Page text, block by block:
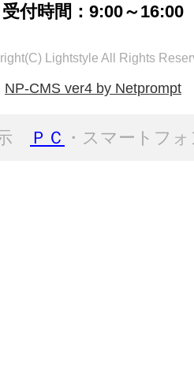
受付時間：9:00～16:00
Lightstyle All Rights
NP-CMS ver4 by Netprompt
ＰＣ ・スマートフ